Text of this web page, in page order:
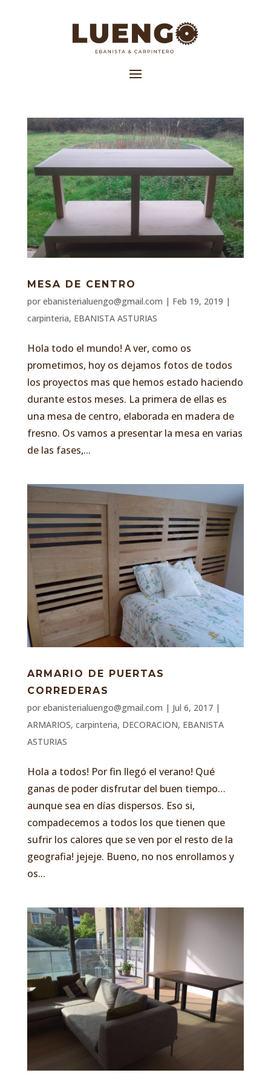
MESA DE CENTRO
por ebanisterialuengo@gmail.com | Feb 19, 2019 |
carpinteria, EBANISTA ASTURIAS
Hola todo el mundo! A ver, como os
prometimos, hoy os dejamos fotos de todos
los proyectos mas que hemos estado haciendo
durante estos meses. La primera de ellas es
una mesa de centro, elaborada en madera de
fresno. Os vamos a presentar la mesa en varias
de las fases,...
ARMARIO DE PUERTAS
CORREDERAS
por ebanisterialuengo@gmail.com | Jul 6, 2017|
ARMARIOS, carpinteria, DECORACION, EBANISTA
ASTURIAS
Hola a todos! Por fin llegó el verano! Qué
ganas de poder disfrutar del buen tiempo…
aunque sea en días dispersos. Eso si,
compadecemos a todos los que tienen que
sufrir los calores que se ven por el resto de la
geografia! jejeje. Bueno, no nos enrollamos y
os...